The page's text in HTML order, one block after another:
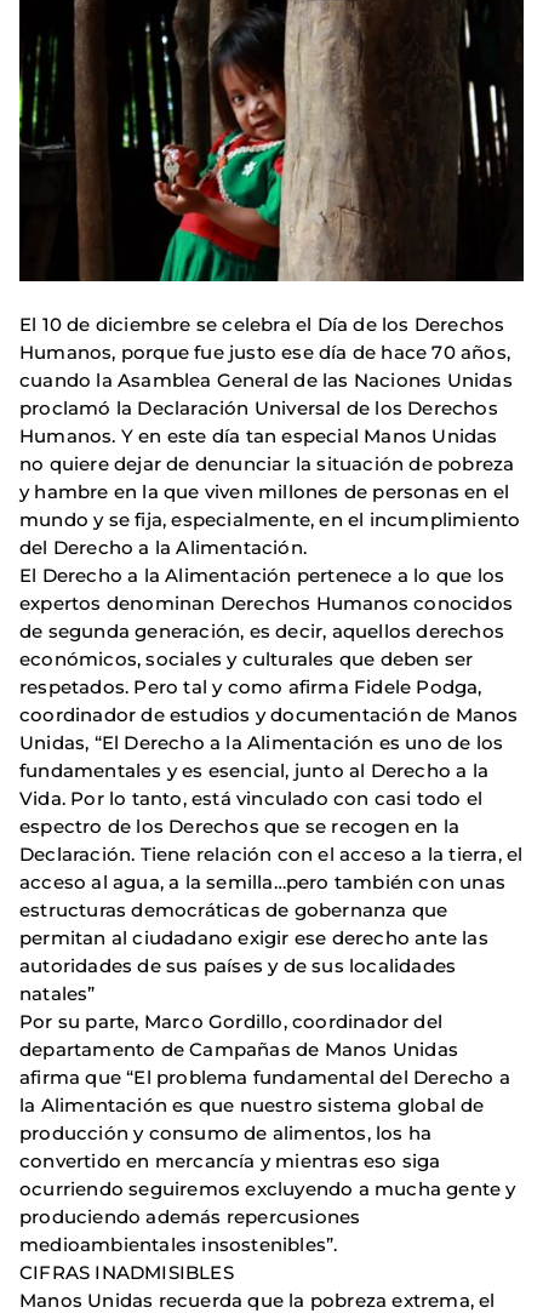
El 10 de diciembre se celebra el Día de los Derechos
Humanos, porque fue justo ese día de hace 70 años,
cuando la Asamblea General de las Naciones Unidas
proclamó la Declaración Universal de los Derechos
Humanos. Y en este día tan especial Manos Unidas
no quiere dejar de denunciar la situación de pobreza
y hambre en la que viven millones de personas en el
mundo y se fija, especialmente, en el incumplimiento
del Derecho a la Alimentación.
El Derecho a la Alimentación pertenece a lo que los
expertos denominan Derechos Humanos conocidos
de segunda generación, es decir, aquellos derechos
económicos, sociales y culturales que deben ser
respetados. Pero tal y como afirma Fidele Podga,
coordinador de estudios y documentación de Manos
Unidas, “El Derecho a la Alimentación es uno de los
fundamentales y es esencial, junto al Derecho a la
Vida. Por lo tanto, está vinculado con casi todo el
espectro de los Derechos que se recogen en la
Declaración. Tiene relación con el acceso a la tierra, el
acceso al agua, a la semilla…pero también con unas
estructuras democráticas de gobernanza que
permitan al ciudadano exigir ese derecho ante las
autoridades de sus países y de sus localidades
natales”
Por su parte, Marco Gordillo, coordinador del
departamento de Campañas de Manos Unidas
afirma que “El problema fundamental del Derecho a
la Alimentación es que nuestro sistema global de
producción y consumo de alimentos, los ha
convertido en mercancía y mientras eso siga
ocurriendo seguiremos excluyendo a mucha gente y
produciendo además repercusiones
medioambientales insostenibles”.
CIFRAS INADMISIBLES
Manos Unidas recuerda que la pobreza extrema, el